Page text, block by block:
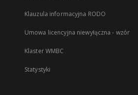
Klauzula informacyjna RODO
Umowa licencyjna niewyłączna - wzór
Klaster WMBC
Statystyki